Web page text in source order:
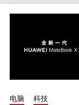
电脑 科技